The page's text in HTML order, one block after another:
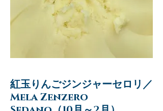
紅玉りんごジンジャーセロリ／
Mela Zenzero